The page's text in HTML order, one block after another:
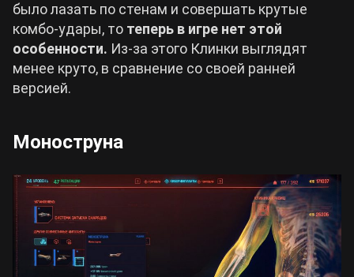
было лазать по стенам и совершать крутые
комбо-удары, то теперь в игре нет этой
особенности. Из-за этого Клинки выглядят
менее круто, в сравнение со своей ранней
версией.
Моноструна